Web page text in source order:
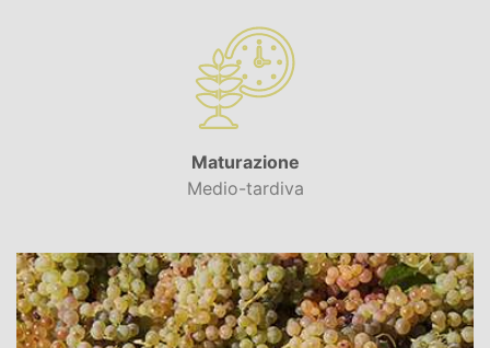
Maturazione
Medio-tardiva